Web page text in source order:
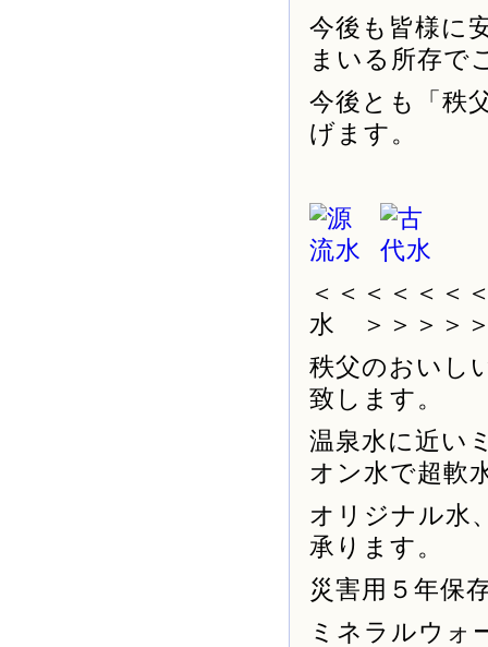
今後も皆様に
まいる所存で
今後とも「秩
げます。
＜＜＜＜＜
水 ＞＞＞＞
秩父のおいし
致します。
温泉水に近い
オン水で超軟
オリジナル水
承ります。
災害用５年保
ミネラルウォ